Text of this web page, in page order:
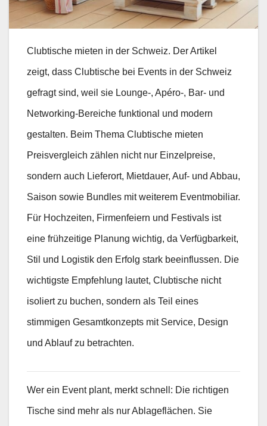
Clubtische mieten in der Schweiz. Der Artikel
zeigt, dass Clubtische bei Events in der Schweiz
gefragt sind, weil sie Lounge-, Apéro-, Bar- und
Networking-Bereiche funktional und modern
gestalten. Beim Thema Clubtische mieten
Preisvergleich zählen nicht nur Einzelpreise,
sondern auch Lieferort, Mietdauer, Auf- und Abbau,
Saison sowie Bundles mit weiterem Eventmobiliar.
Für Hochzeiten, Firmenfeiern und Festivals ist
eine frühzeitige Planung wichtig, da Verfügbarkeit,
Stil und Logistik den Erfolg stark beeinflussen. Die
wichtigste Empfehlung lautet, Clubtische nicht
isoliert zu buchen, sondern als Teil eines
stimmigen Gesamtkonzepts mit Service, Design
und Ablauf zu betrachten.
Wer ein Event plant, merkt schnell: Die richtigen
Tische sind mehr als nur Ablageflächen. Sie